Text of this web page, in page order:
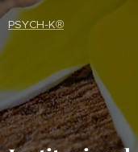
PSYCH-K®